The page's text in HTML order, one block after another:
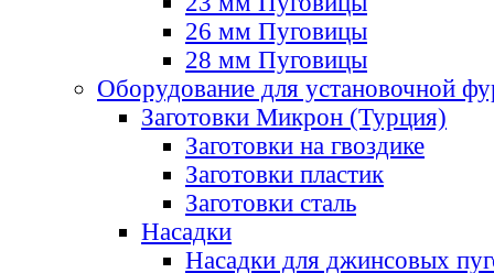
26 мм Пуговицы
28 мм Пуговицы
Оборудование для установочной
Заготовки Микрон (Турция)
Заготовки на гвоздике
Заготовки пластик
Заготовки сталь
Насадки
Насадки для джинсовых